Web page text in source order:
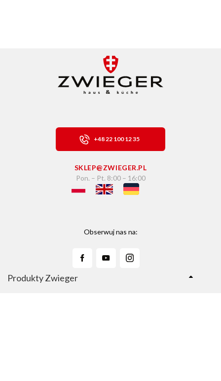
+48 22 100 12 35
SKLEP@ZWIEGER.PL
Pon. – Pt. 8:00 – 16:00
Obserwuj nas na:
Produkty Zwieger